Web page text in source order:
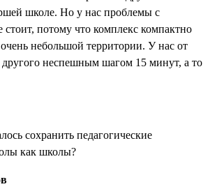
школе. Но у нас проблемы с
стоит, потому что комплекс компактно
очень небольшой территории. У нас от
другого неспешным шагом 15 минут, а то
сохранить педагогические
как школы?